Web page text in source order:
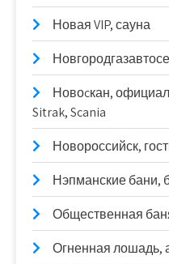
Новая VIP, сауна
Новоcкан,
Sitrak, Scania
Новороссийск,
Нэпманские бани,
Общественная
Огненная лошадь,